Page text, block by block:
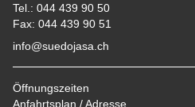
Tel.: 044 439 90 50
Fax: 044 439 90 51
info@suedojasa.ch
Öffnungszeiten
Anfahrtsplan / Adresse